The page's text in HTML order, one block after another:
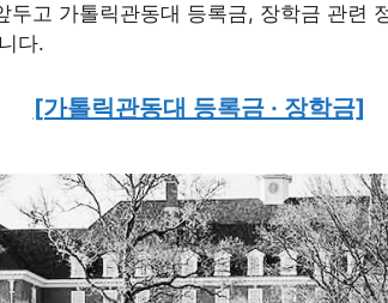
두고 가톨릭관동대 등록금, 장학금 관련
다.
[가톨릭관동대 등록금 · 장학금]